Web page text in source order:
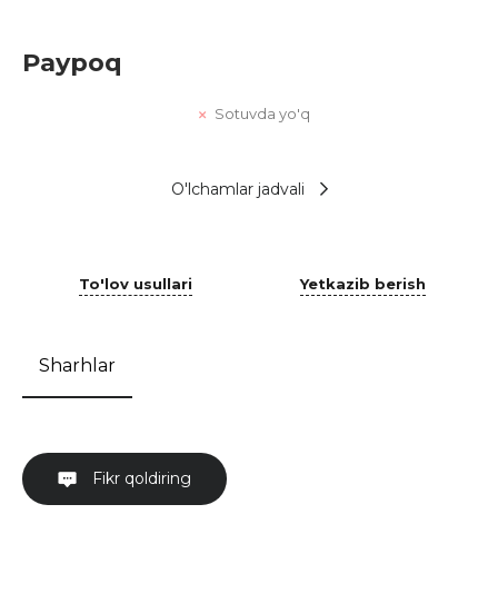
Paypoq
Sotuvda yo'q
O'lchamlar jadvali
To'lov usullari Yetkazib berish
Sharhlar
Fikr qoldiring